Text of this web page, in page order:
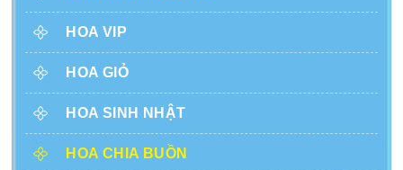
HOA VIP
HOA GIỎ
HOA SINH NHẬT
HOA CHIA BUỒN